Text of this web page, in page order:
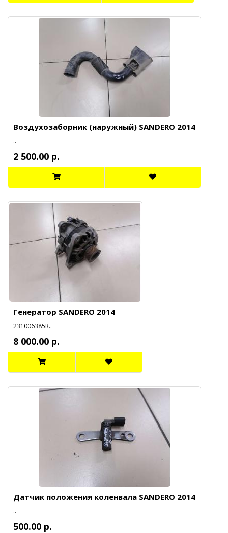
Воздухозаборник (наружный) SANDERO 2014
..
2 500.00 р.
Генератор SANDERO 2014
231006385R..
8 000.00 р.
Датчик положения коленвала SANDERO 2014
..
500.00 р.